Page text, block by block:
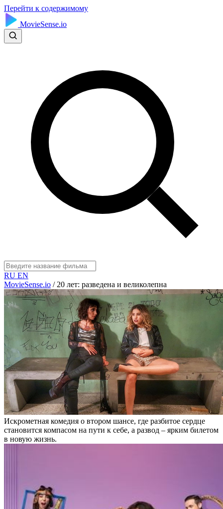
Перейти к содержимому
MovieSense.io
RU EN
MovieSense.io / 20 лет: разведена и великолепна
Искрометная комедия о втором шансе, где разбитое сердце
становится компасом на пути к себе, а развод – ярким билетом
в новую жизнь.